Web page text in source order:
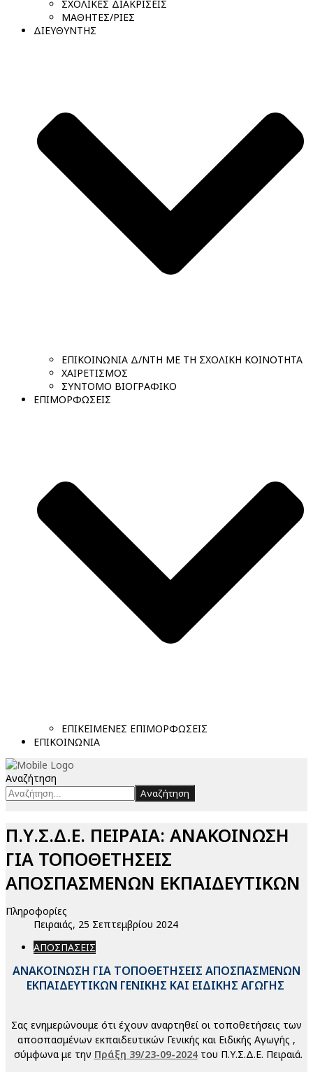
ΣΧΟΛΙΚΕΣ ΔΙΑΚΡΙΣΕΙΣ
ΜΑΘΗΤΕΣ/ΡΙΕΣ
ΔΙΕΥΘΥΝΤΗΣ
ΕΠΙΚΟΙΝΩΝΙΑ Δ/ΝΤΗ ΜΕ ΤΗ ΣΧΟΛΙΚΗ ΚΟΙΝΟΤΗΤΑ
ΧΑΙΡΕΤΙΣΜΟΣ
ΣΥΝΤΟΜΟ ΒΙΟΓΡΑΦΙΚΟ
ΕΠΙΜΟΡΦΩΣΕΙΣ
ΕΠΙΚΕΙΜΕΝΕΣ ΕΠΙΜΟΡΦΩΣΕΙΣ
ΕΠΙΚΟΙΝΩΝΙΑ
Αναζήτηση
Αναζήτηση
Π.Υ.Σ.Δ.Ε. ΠΕΙΡΑΙΑ: ΑΝΑΚΟΙΝΩΣΗ
ΓΙΑ ΤΟΠΟΘΕΤΗΣΕΙΣ
ΑΠΟΣΠΑΣΜΕΝΩΝ ΕΚΠΑΙΔΕΥΤΙΚΩΝ
Πληροφορίες
Πειραιάς, 25 Σεπτεμβρίου 2024
ΑΠΟΣΠΑΣΕΙΣ
ΑΝΑΚΟΙΝΩΣΗ ΓΙΑ ΤΟΠΟΘΕΤΗΣΕΙΣ ΑΠΟΣΠΑΣΜΕΝΩΝ
ΕΚΠΑΙΔΕΥΤΙΚΩΝ ΓΕΝΙΚΗΣ ΚΑΙ ΕΙΔΙΚΗΣ ΑΓΩΓΗΣ
Σας ενημερώνουμε ότι έχουν αναρτηθεί οι τοποθετήσεις των
αποσπασμένων εκπαιδευτικών Γενικής και Ειδικής Αγωγής ,
σύμφωνα με την Πράξη 39/23-09-2024του Π.Υ.Σ.Δ.Ε. Πειραιά.